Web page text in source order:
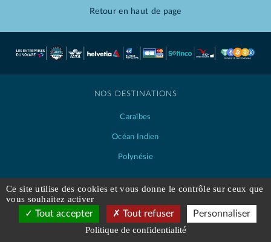
Réservez votre Voyage
à partir de 1634€
Retour en haut de page
NOS DESTINATIONS
Caraïbes
Océan Indien
Polynésie
NOS THÉMATIQUES
Séjours
Ce site utilise des cookies et vous donne le contrôle sur ceux que
vous souhaitez activer
Tout accepter
Tout refuser
Personnaliser
Politique de confidentialité